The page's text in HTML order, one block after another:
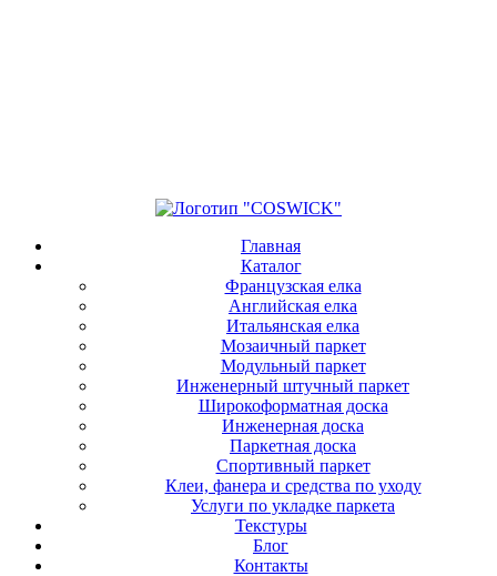
Главная
Каталог
Французская елка
Английская елка
Итальянская елка
Мозаичный паркет
Модульный паркет
Инженерный штучный паркет
Широкоформатная доска
Инженерная доска
Паркетная доска
Спортивный паркет
Клеи, фанера и средства по уходу
Услуги по укладке паркета
Текстуры
Блог
Контакты